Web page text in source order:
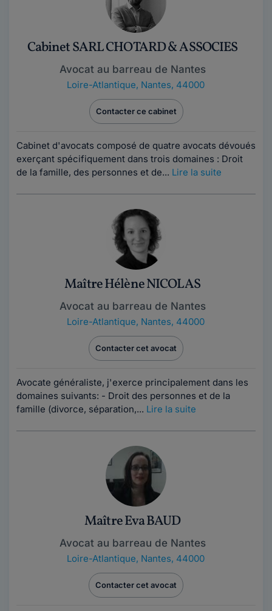
Cabinet SARL CHOTARD & ASSOCIES
Avocat au barreau de Nantes
Loire-Atlantique, Nantes, 44000
Contacter ce cabinet
Cabinet d'avocats composé de quatre avocats dévoués
exerçant spécifiquement dans trois domaines : Droit
de la famille, des personnes et de... Lire la suite
Maître Hélène NICOLAS
Avocat au barreau de Nantes
Loire-Atlantique, Nantes, 44000
Contacter cet avocat
Avocate généraliste, j'exerce principalement dans les
domaines suivants: - Droit des personnes et de la
famille (divorce, séparation,... Lire la suite
Maître Eva BAUD
Avocat au barreau de Nantes
Loire-Atlantique, Nantes, 44000
Contacter cet avocat